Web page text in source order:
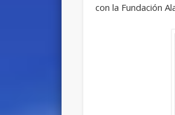
con la Fundación